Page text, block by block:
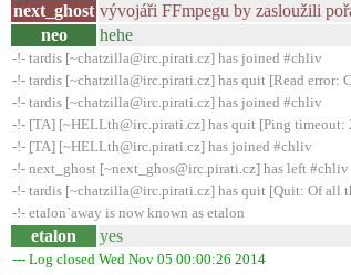
next_ghost vývojáři FFmpegu by zasloužili
neo
hehe
-!- tardis [~chatzilla@irc.pirati.cz] has joined #chliv
-!- tardis [~chatzilla@irc.pirati.cz] has quit [Read error:
-!- tardis [~chatzilla@irc.pirati.cz] has joined #chliv
-!- [TA] [~HELLth@irc.pirati.cz] has quit [Ping timeout:
-!- [TA] [~HELLth@irc.pirati.cz] has joined #chliv
-!- next_ghost [~next_ghos@irc.pirati.cz] has left
-!- tardis [~chatzilla@irc.pirati.cz] has quit [Quit: Of all
-!- etalon`away is now known as etalon
etalon yes
--- Log closed Wed Nov 05 00:00:26 2014